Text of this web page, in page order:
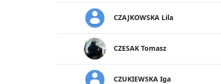
CZAJKOWSKA Lila
CZESAK Tomasz
CZUKIEWSKA Iga